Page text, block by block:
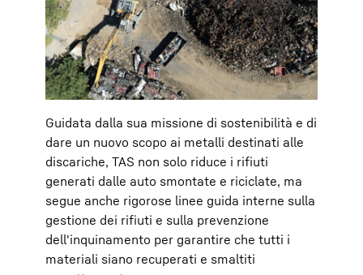
Guidata dalla sua missione di sostenibilità e di
dare un nuovo scopo ai metalli destinati alle
discariche, TAS non solo riduce i rifiuti
generati dalle auto smontate e riciclate, ma
segue anche rigorose linee guida interne sulla
gestione dei rifiuti e sulla prevenzione
dell'inquinamento per garantire che tutti i
materiali siano recuperati e smaltiti